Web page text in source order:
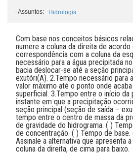
-Assuntos: Hidrologia
Com base nos conceitos básicos
numere a coluna da direita de acordo
correspondência com a coluna da
necessário para a água precipitada
bacia deslocar-se até a seção
exutóri(A). 2.Tempo necessário para
valor máximo até o ponto onde
superficial. 3.Tempo entre o início da
instante em que a precipitação
seção principal (seção de saída –
tempo entre o centro de massa da
de gravidade do hidrograma. ( )
de concentração. ( ) Tempo de
Assinale a alternativa que apresenta
coluna da direita, de cima para baixo.